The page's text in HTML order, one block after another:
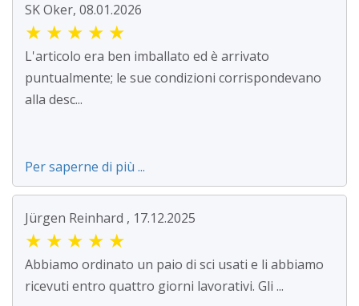
SK Oker, 08.01.2026
★ ★ ★ ★ ★
L'articolo era ben imballato ed è arrivato
puntualmente; le sue condizioni corrispondevano
alla desc...
Per saperne di più ...
Jürgen Reinhard , 17.12.2025
★ ★ ★ ★ ★
Abbiamo ordinato un paio di sci usati e li abbiamo
ricevuti entro quattro giorni lavorativi. Gli ...